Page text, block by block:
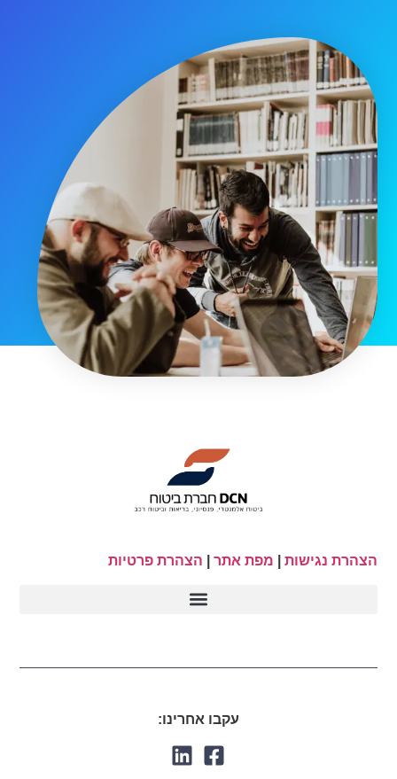
הצהרת נגישות מפת אתר הצהרת פרטיות
עקבו אחרינו: